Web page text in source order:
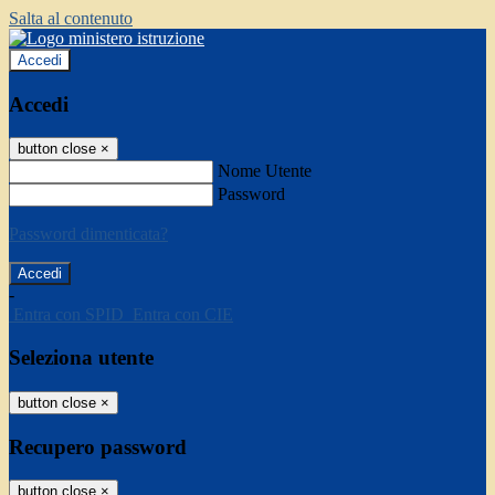
Salta al contenuto
Accedi
Accedi
button close ×
Nome Utente
Password
Password dimenticata?
-
Entra con SPID
Entra con CIE
Seleziona utente
button close ×
Recupero password
button close ×